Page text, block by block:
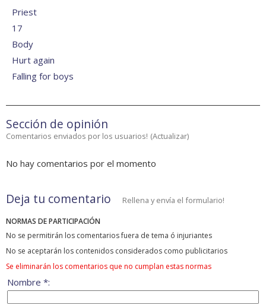
Priest
17
Body
Hurt again
Falling for boys
Sección de opinión
Comentarios enviados por los usuarios! (Actualizar)
No hay comentarios por el momento
Deja tu comentario Rellena y envía el formulario!
NORMAS DE PARTICIPACIÓN
No se permitirán los comentarios fuera de tema ó injuriantes
No se aceptarán los contenidos considerados como publicitarios
Se eliminarán los comentarios que no cumplan estas normas
Nombre *: